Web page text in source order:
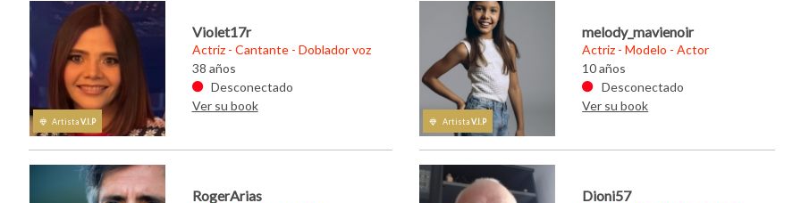
ArtistaV.I.P
Violet17r
Actriz - Cantante - Doblador voz
38 años
Desconectado
Ver su book
ArtistaV.I.P
melody_mavienoir
Actriz - Modelo - Actor
10 años
Desconectado
Ver su book
RogerArias Dioni57
pero llevo 15 años viviendo en